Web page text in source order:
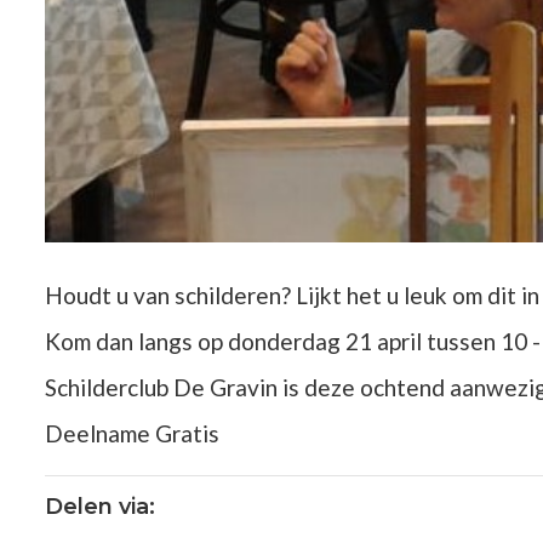
Houdt u van schilderen? Lijkt het u leuk om dit
Kom dan langs op donderdag 21 april tussen 10
Schilderclub De Gravin is deze ochtend
Deelname Gratis
Delen via: